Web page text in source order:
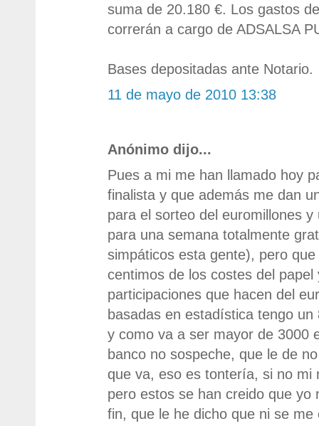
suma de 20.180 €. Los gastos
correrán a cargo de ADSALSA
Bases depositadas ante Notario.
11 de mayo de 2010 13:38
Anónimo dijo...
Pues a mi me han llamado hoy
finalista y que además me dan
para el sorteo del euromillones
para una semana totalmente
simpáticos esta gente), pero
centimos de los costes del papel
participaciones que hacen del
basadas en estadística tengo
y como va a ser mayor de 3000
banco no sospeche, que le de
que va, eso es tontería, si no mi
pero estos se han creido que yo
fin, que le he dicho que ni se me